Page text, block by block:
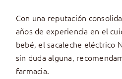
Con una reputación
años de experiencia en el
bebé, el sacaleche eléctrico
sin duda alguna,
farmacia.